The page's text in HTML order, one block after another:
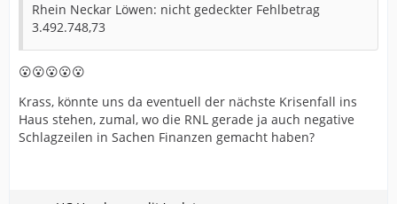
Rhein Neckar Löwen: nicht gedeckter Fehlbetrag
3.492.748,73
😮😮😮😮😮
Krass, könnte uns da eventuell der nächste Krisenfall ins
Haus stehen, zumal, wo die RNL gerade ja auch negative
Schlagzeilen in Sachen Finanzen gemacht haben?